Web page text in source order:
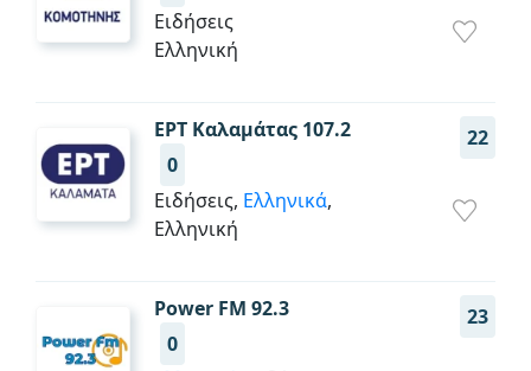
Ειδήσεις
Ελληνική
ΕΡΤ Καλαμάτας 107.2
22
0
Ειδήσεις, Ελληνικά,
Ελληνική
Power FM 92.3
23
0